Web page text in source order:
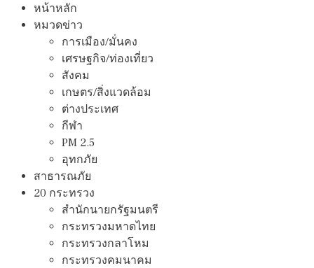
หน้าหลัก
หมวดข่าว
การเมือง/มั่นคง
เศรษฐกิจ/ท่องเที่ยว
สังคม
เกษตร/สิ่งแวดล้อม
ต่างประเทศ
กีฬา
PM 2.5
อุทกภัย
สาธารณภัย
20 กระทรวง
สํานักนายกรัฐมนตรี
กระทรวงมหาดไทย
กระทรวงกลาโหม
กระทรวงคมนาคม